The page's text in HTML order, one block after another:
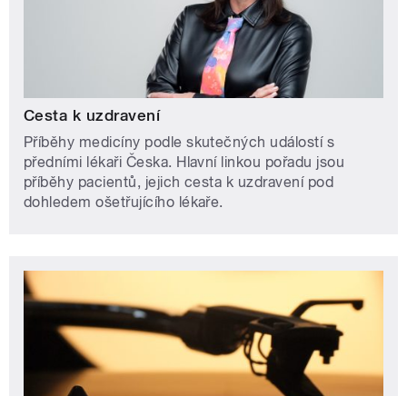
Cesta k uzdravení
Příběhy medicíny podle skutečných událostí s
předními lékaři Česka. Hlavní linkou pořadu jsou
příběhy pacientů, jejich cesta k uzdravení pod
dohledem ošetřujícího lékaře.